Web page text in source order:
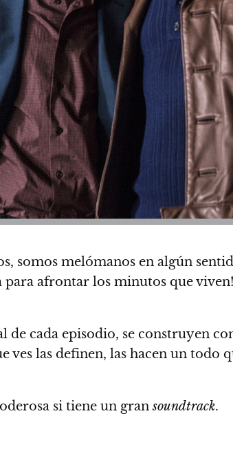
somos melómanos en algún
afrontar los minutos que
de cada episodio, se construyen
ves las definen, las hacen un todo
si tiene un gransoundtrack.